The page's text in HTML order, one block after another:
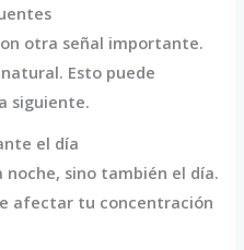
otra señal importante.
Esto puede
siguiente.
el día
sino también el día.
afectar tu concentración